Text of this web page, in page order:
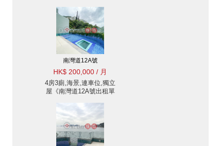
南灣道12A號
HK$ 200,000 / 月
4房3廁,海景,連車位,獨立
屋《南灣道12A號出租單